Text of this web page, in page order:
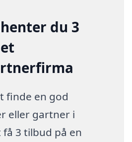
du 3
finde en god
eller gartner i
3 tilbud på en